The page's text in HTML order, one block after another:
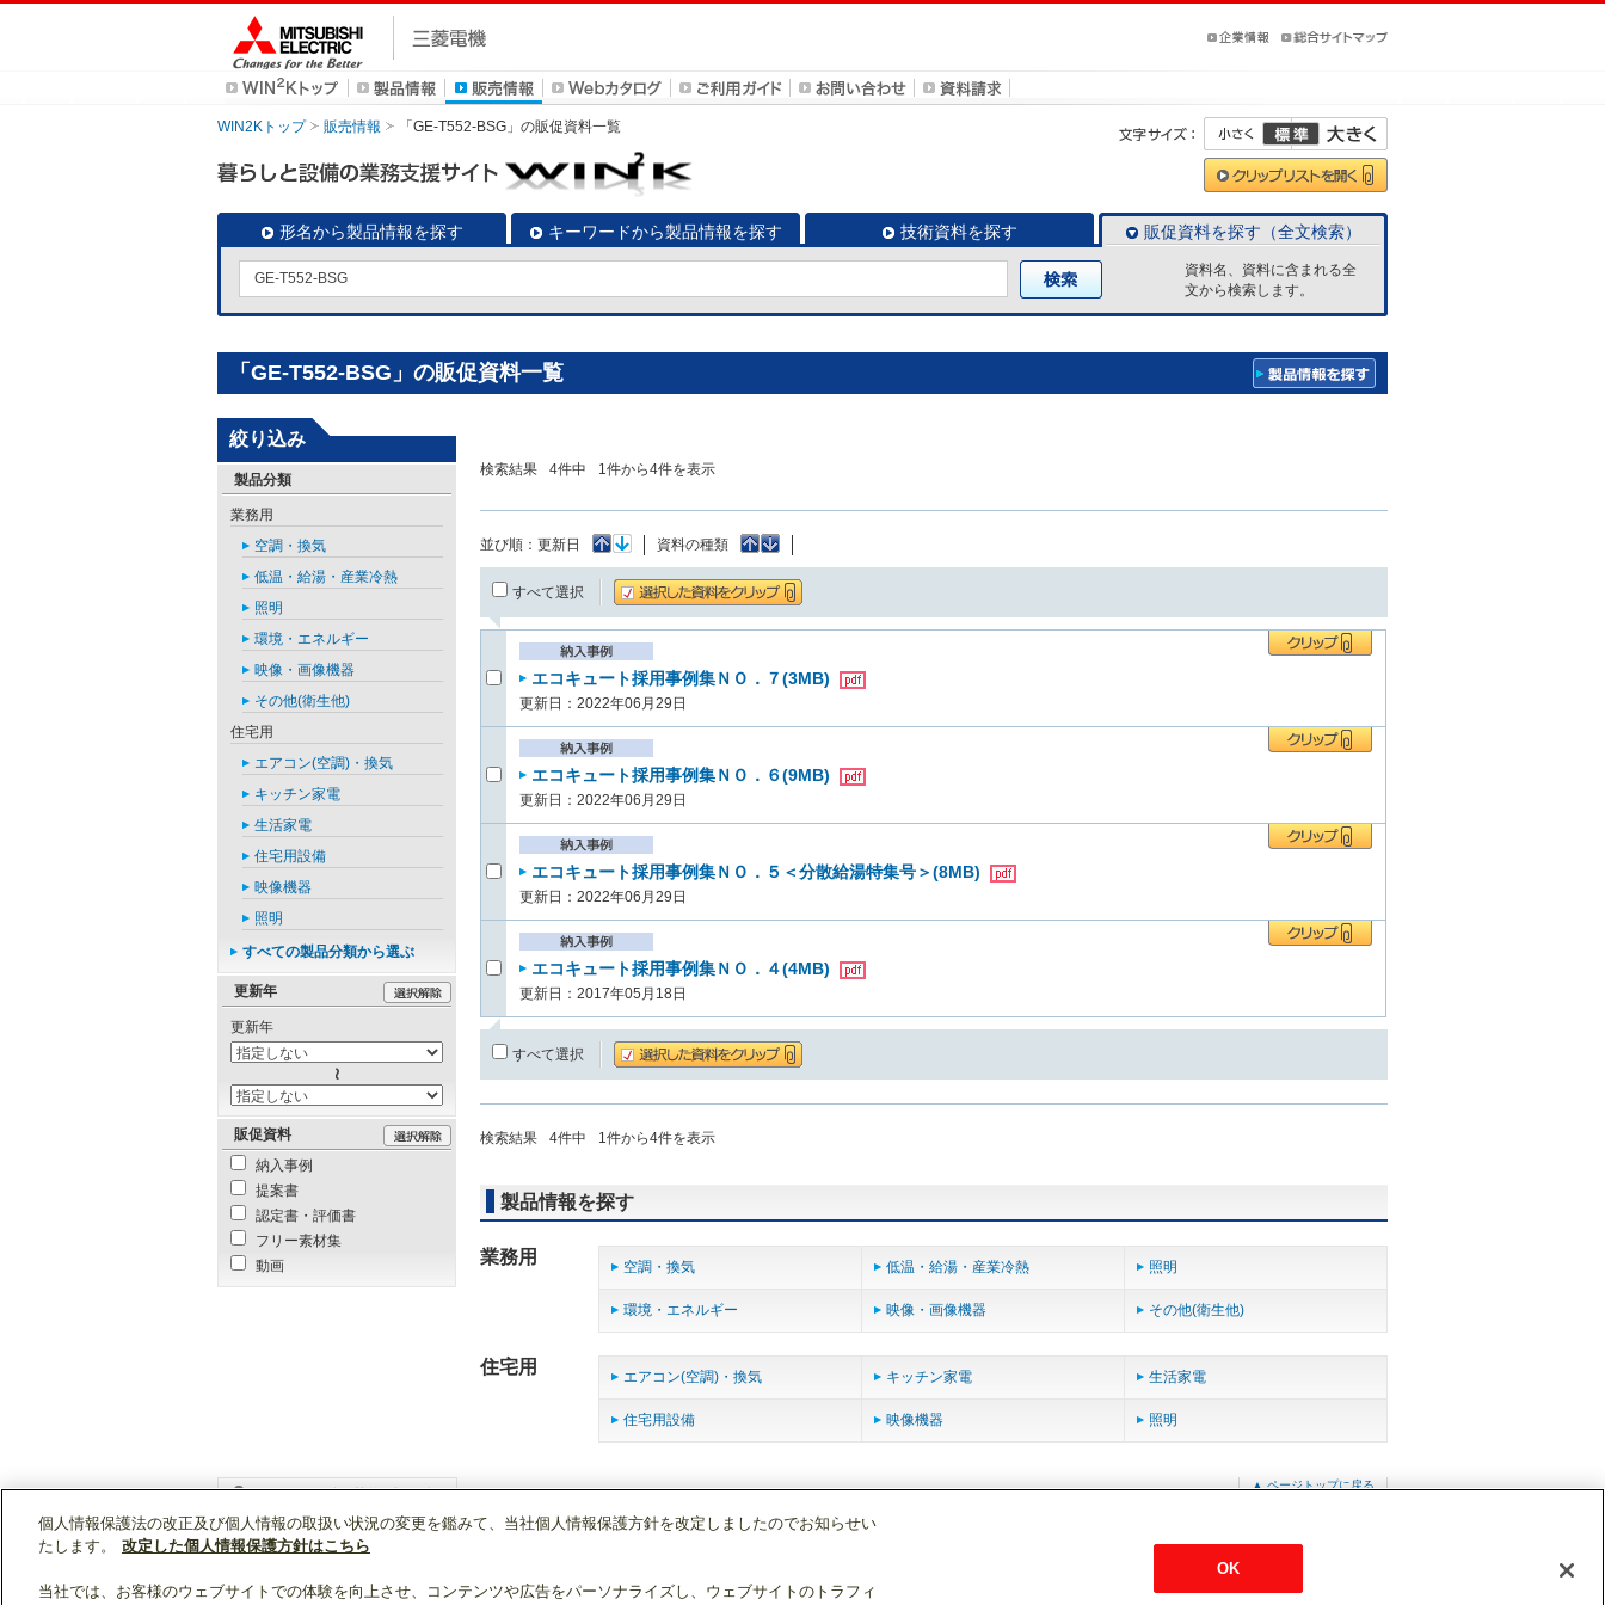
WIN2Kトップ 販売情報 「GE-T552-BSG」の販促資料一覧
形名から製品情報を探す キーワードから製品情報を探す 技術資料を探す 販促資料を探す（全文検索）
資料名、資料に含まれる全
文から検索します。
「GE-T552-BSG」の販促資料一覧
検索結果 4件中 1件から4件を表示
並び順： 更新日 資料の種類
すべて選択
エコキュート採用事例集ＮＯ．７(3MB)
更新日：2022年06月29日
エコキュート採用事例集ＮＯ．６(9MB)
更新日：2022年06月29日
エコキュート採用事例集ＮＯ．５＜分散給湯特集号＞(8MB)
更新日：2022年06月29日
エコキュート採用事例集ＮＯ．４(4MB)
更新日：2017年05月18日
すべて選択
検索結果 4件中 1件から4件を表示
製品情報を探す
業務用 空調・換気 低温・給湯・産業冷熱 照明
環境・エネルギー 映像・画像機器 その他(衛生他)
住宅用 エアコン(空調)・換気 キッチン家電 生活家電
住宅用設備 映像機器 照明
絞り込み
製品分類
業務用
空調・換気
低温・給湯・産業冷熱
照明
環境・エネルギー
映像・画像機器
その他(衛生他)
住宅用
エアコン(空調)・換気
キッチン家電
生活家電
住宅用設備
映像機器
照明
すべての製品分類から選ぶ
更新年
更新年
販促資料
納入事例
提案書
認定書・評価書
フリー素材集
動画
▲ ページトップに戻る
WIN2Kトップ 販売情報
個人情報保護法の改正及び個人情報の取扱い状況の変更を鑑みて、当社個人情報保護方針を改定しましたのでお知らせい
たします。
改定した個人情報保護方針はこちら
当社では、お客様のウェブサイトでの体験を向上させ、コンテンツや広告をパーソナライズし、ウェブサイトのトラフィ
OK